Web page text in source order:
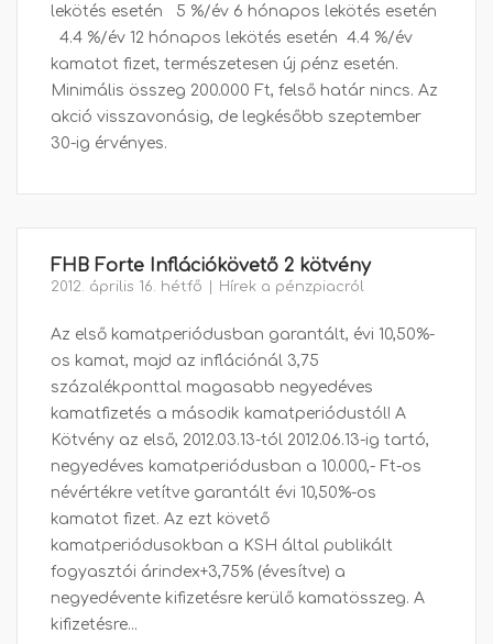
lekötés esetén 5 %/év 6 hónapos lekötés esetén
4.4 %/év 12 hónapos lekötés esetén 4.4 %/év
kamatot fizet, természetesen új pénz esetén.
Minimális összeg 200.000 Ft, felső határ nincs. Az
akció visszavonásig, de legkésőbb szeptember
30-ig érvényes.
FHB Forte Inflációkövető 2 kötvény
2012. április 16. hétfő Hírek a pénzpiacról
Az első kamatperiódusban garantált, évi 10,50%-
os kamat, majd az inflációnál 3,75
százalékponttal magasabb negyedéves
kamatfizetés a második kamatperiódustól! A
Kötvény az első, 2012.03.13-tól 2012.06.13-ig tartó,
negyedéves kamatperiódusban a 10.000,- Ft-os
névértékre vetítve garantált évi 10,50%-os
kamatot fizet. Az ezt követő
kamatperiódusokban a KSH által publikált
fogyasztói árindex+3,75% (évesítve) a
negyedévente kifizetésre kerülő kamatösszeg. A
kifizetésre...